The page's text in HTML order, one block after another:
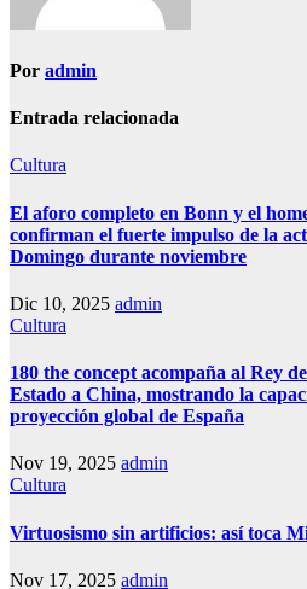
Por admin
Entrada relacionada
Cultura
El aforo completo en Bonn y el
confirman el fuerte impulso de la
Domingo durante noviembre
Dic 10, 2025 admin
Cultura
180 the concept acompaña al Rey
Estado a China, mostrando la
proyección global de España
Nov 19, 2025 admin
Cultura
Virtuosismo sin artificios: así toca
Nov 17, 2025 admin